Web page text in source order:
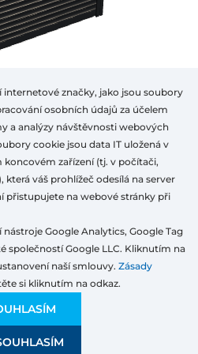
w AR
Fasádní žaluzie
Barva Sířka Výška
3 928,08
a může se u jednotlivých
ULOŽIT
internetové značky, jako jsou soubory
osobních údajů za účelem
a analýzy návštěvnosti webových
cookie jsou data IT uložená v
koncovém zařízení (tj. v počítači,
váš prohlížeč odesílá na server
přistupujete na webové stránky při
Google Analytics, Google Tag
společností Google LLC. Kliknutím na
naší smlouvy. Zásady
si kliknutím na odkaz.